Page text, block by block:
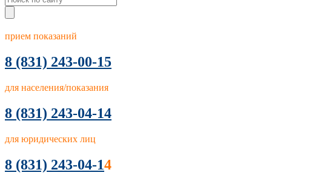
прием показаний
8 (831) 243-00-15
для населения/показания
8 (831) 243-04-14
для юридических лиц
8 (831) 243-04-14